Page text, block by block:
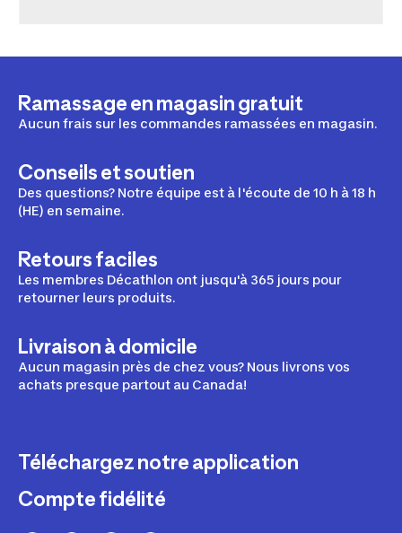
Ramassage en magasin gratuit
Aucun frais sur les commandes ramassées en magasin.
Conseils et soutien
Des questions? Notre équipe est à l'écoute de 10 h à 18 h
(HE) en semaine.
Retours faciles
Les membres Décathlon ont jusqu'à 365 jours pour
retourner leurs produits.
Livraison à domicile
Aucun magasin près de chez vous? Nous livrons vos
achats presque partout au Canada!
Téléchargez notre application
Compte fidélité